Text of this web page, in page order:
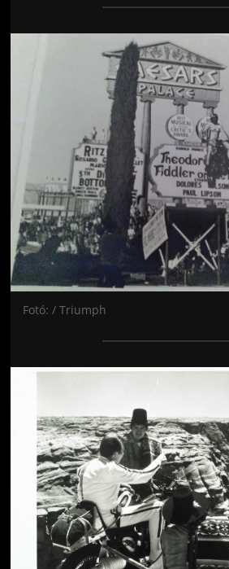
Jön még kép!
Fotó: / Triumph